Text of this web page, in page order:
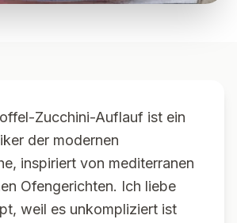
Zucchini-Auflauf ist ein
der modernen
inspiriert von mediterranen
Ofengerichten. Ich liebe
weil es unkompliziert ist